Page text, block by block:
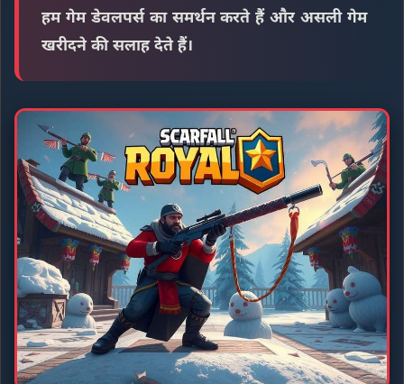
हम गेम डेवलपर्स का समर्थन करते हैं और असली गेम
खरीदने की सलाह देते हैं।